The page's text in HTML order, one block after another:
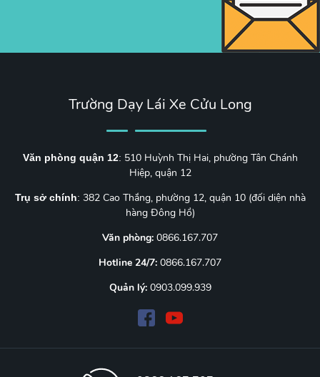
Trường Dạy Lái Xe Cửu Long
Văn phòng quận 12: 510 Huỳnh Thị Hai, phường Tân Chánh
Hiệp, quận 12
Trụ sở chính: 382 Cao Thắng, phường 12, quận 10 (đối diện nhà
hàng Đông Hồ)
Văn phòng: 0866.167.707
Hotline 24/7: 0866.167.707
Quản lý:0903.099.939